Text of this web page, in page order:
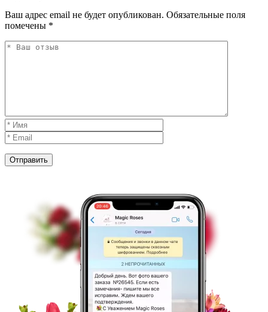
Ваш адрес email не будет опубликован. Обязательные поля
помечены *